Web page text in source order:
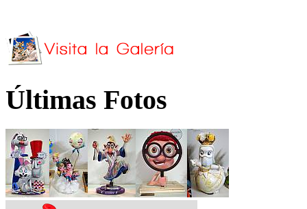
Últimas Fotos